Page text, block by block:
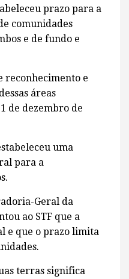
prazo para a
comunidades
e de fundo e
reconhecimento e
áreas
de dezembro de
uma
para a
Geral da
ao STF que a
e que o prazo limita
terras significa